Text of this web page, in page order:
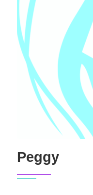
Peggy